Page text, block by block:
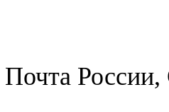
Почта